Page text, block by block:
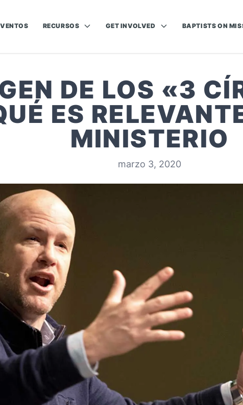
RECURSOS GET INVOLVED BAPTISTS ON
DE LOS «3
ES
MINISTERIO
marzo 3, 2020